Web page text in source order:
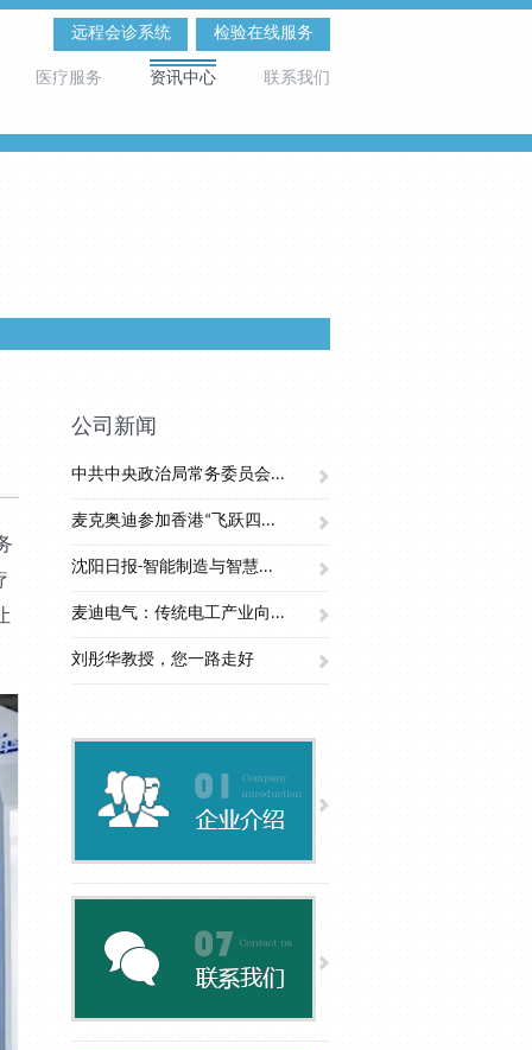
医疗服务 资讯中心 联系我们
检验在线服务
远程会诊系统
公司新闻
中共中央政治局常务委员会...
麦克奥迪参加香港“飞跃四...
沈阳日报-智能制造与智慧...
麦迪电气：传统电工产业向...
刘彤华教授，您一路走好